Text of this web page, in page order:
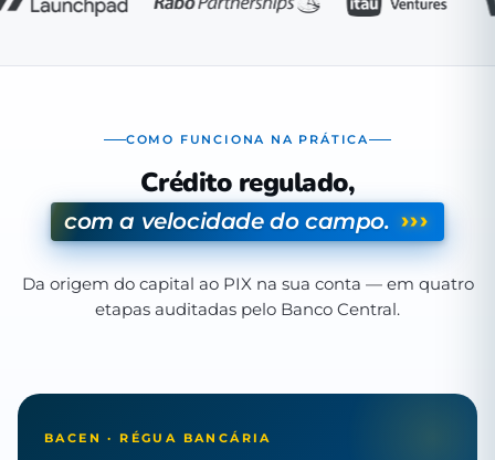
COMO FUNCIONA NA PRÁTICA
Crédito regulado,
com a velocidade do campo. ›››
Da origem do capital ao PIX na sua conta — em quatro
etapas auditadas pelo Banco Central.
BACEN · RÉGUA BANCÁRIA